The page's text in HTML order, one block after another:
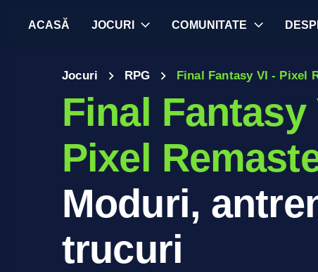
ACASĂ JOCURI COMUNITATE
Jocuri RPG Final Fantasy VI - Pixel
Final Fantasy
Pixel
Moduri,
trucuri